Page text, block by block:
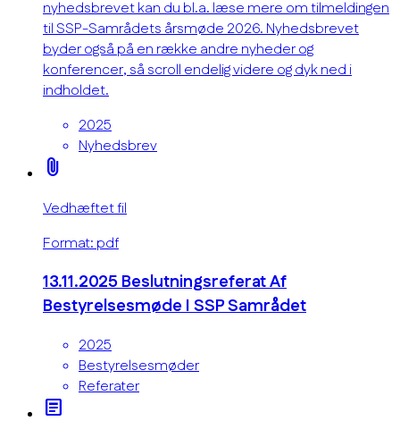
nyhedsbrevet kan du bl.a. læse mere om tilmeldingen
til SSP-Samrådets årsmøde 2026. Nyhedsbrevet
byder også på en række andre nyheder og
konferencer, så scroll endelig videre og dyk ned i
indholdet.
2025
Nyhedsbrev
attach_file
Vedhæftet fil
Format: pdf
13.11.2025 Beslutningsreferat Af
Bestyrelsesmøde I SSP Samrådet
2025
Bestyrelsesmøder
Referater
article